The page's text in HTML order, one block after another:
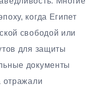
когда Египет
свободой или
для защиты
документы
отражали